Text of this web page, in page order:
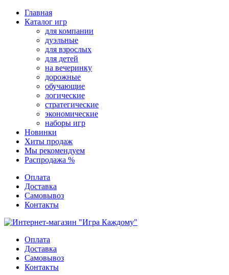
Перейти
содержимому
Главная
Каталог игр
для компании
дуэльные
для взрослых
для детей
на вечеринку
дорожные
обучающие
логические
стратегические
экономические
наборы игр
Новинки
Хиты продаж
Мы рекомендуем
Распродажа %
Оплата
Доставка
Самовывоз
Контакты
Оплата
Доставка
Самовывоз
Контакты